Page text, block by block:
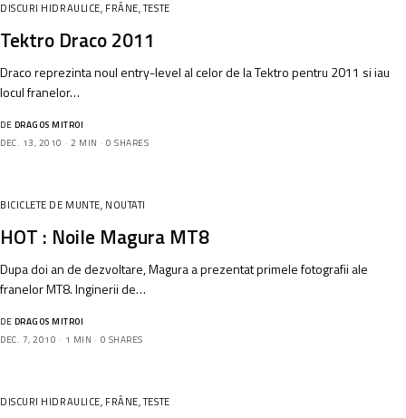
DISCURI HIDRAULICE, FRÂNE,TESTE
Tektro Draco 2011
Draco reprezinta noul entry-level al celor de la Tektro pentru 2011 si iau
locul franelor…
DE DRAGOS MITROI
DEC. 13, 2010
2 MIN 0 SHARES
BICICLETE DE MUNTE, NOUTATI
HOT : Noile Magura MT8
Dupa doi an de dezvoltare, Magura a prezentat primele fotografii ale
franelor MT8. Inginerii de…
DE DRAGOS MITROI
DEC. 7, 2010
1 MIN 0 SHARES
DISCURI HIDRAULICE, FRÂNE,TESTE